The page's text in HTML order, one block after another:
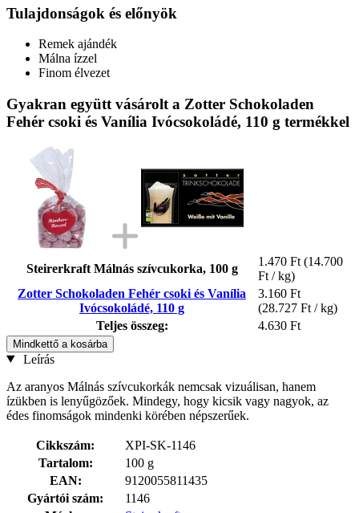
Tulajdonságok és előnyök
Remek ajándék
Málna ízzel
Finom élvezet
Gyakran együtt vásárolt a Zotter Schokoladen
Fehér csoki és Vanília Ivócsokoládé, 110 g termékkel
Steirerkraft Málnás szívcukorka, 100 g
1.470 Ft (14.700
Ft / kg)
Zotter Schokoladen Fehér csoki és Vanília
Ivócsokoládé, 110 g
3.160 Ft
(28.727 Ft / kg)
Teljes összeg:
4.630 Ft
Mindkettő a kosárba
Leírás
Az aranyos Málnás szívcukorkák nemcsak vizuálisan, hanem
ízükben is lenyűgözőek. Mindegy, hogy kicsik vagy nagyok, az
édes finomságok mindenki körében népszerűek.
Cikkszám:
XPI-SK-1146
Tartalom:
100 g
EAN:
9120055811435
Gyártói szám:
1146